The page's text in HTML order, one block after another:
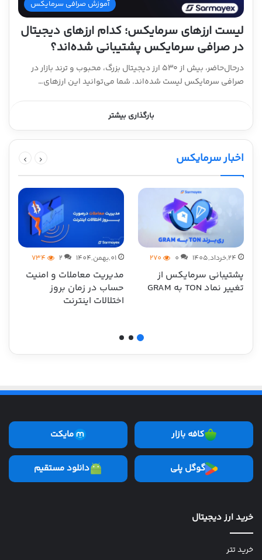
آموزش صرافی سرمایکس
لیست ارزهای سرمایکس؛ کدام ارزهای دیجیتال
در صرافی سرمایکس پشتیبانی شده‌اند؟
درحال‌حاضر، بیش از ۵۳۰ ارز دیجیتال بزرگ، محبوب و ترند بازار در
صرافی سرمایکس لیست شده‌اند. شما می‌توانید این ارزهای…
بارگذاری بیشتر
اخبار سرمایکس
24,خرداد,1405 0
270
پشتیبانی سرمایکس از
تغییر نماد TON به GRAM
01,بهمن,1404 2
734
مدیریت معاملات و امنیت
حساب در زمان بروز
اختلالات اینترنت
کافه بازار مایکت
گوگل پلی دانلود مستقیم
خرید ارز دیجیتال
خرید تتر